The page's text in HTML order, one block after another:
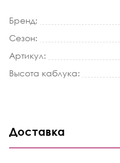
Бренд:
Сезон:
Артикул:
Высота каблука:
Доставка